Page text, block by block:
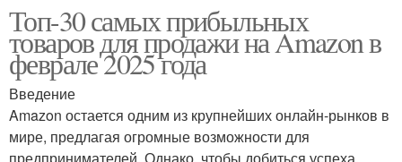
Товар для продажи Экологичные товары
Товары для здоровья
Дополнительные
товары
Топ-30 самых прибыльных
товаров для продажи на Amazon в
феврале 2025 года
Введение
Amazon остается одним из крупнейших онлайн-рынков в
мире, предлагая огромные возможности для